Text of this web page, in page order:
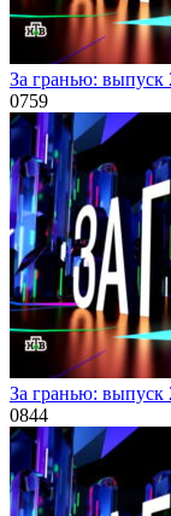
За гранью: выпуск
0759
За гранью: выпуск
0844